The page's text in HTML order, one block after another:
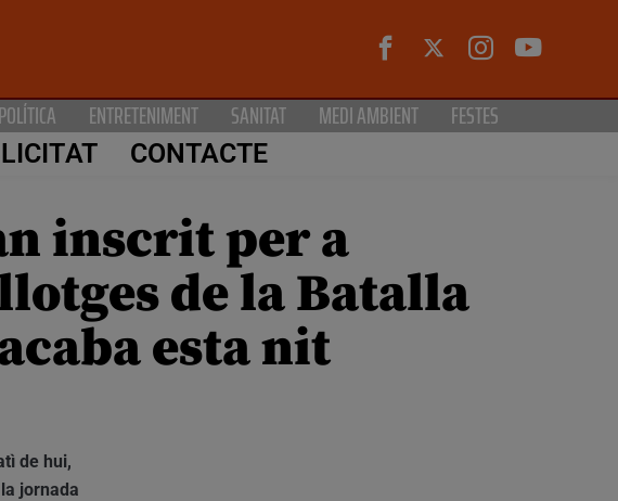
POLÍTICA ENTRETENIMENT SANITAT MEDI AMBIENT FESTES
CONTACTE
inscrit per a
de la Batalla
esta nit
de hui,
jornada